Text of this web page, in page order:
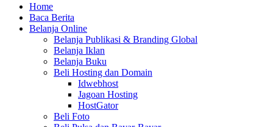
Home
Baca Berita
Belanja Online
Belanja Publikasi & Branding Global
Belanja Iklan
Belanja Buku
Beli Hosting dan Domain
Idwebhost
Jagoan Hosting
HostGator
Beli Foto